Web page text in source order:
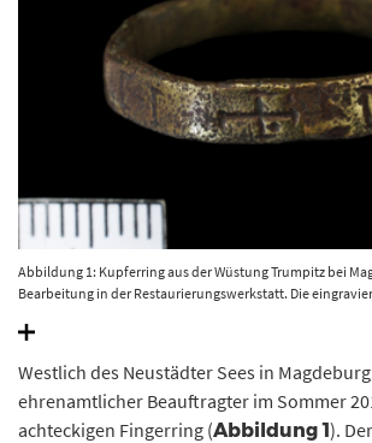
Abbildung 1: Kupferring aus der Wüstung Trumpitz bei
Bearbeitung in der Restaurierungswerkstatt. Die
Anhalt, Vera Keil.
Westlich des Neustädter Sees in
ehrenamtlicher Beauftragter im Sommer
achteckigen Fingerring (Abbildung 1).